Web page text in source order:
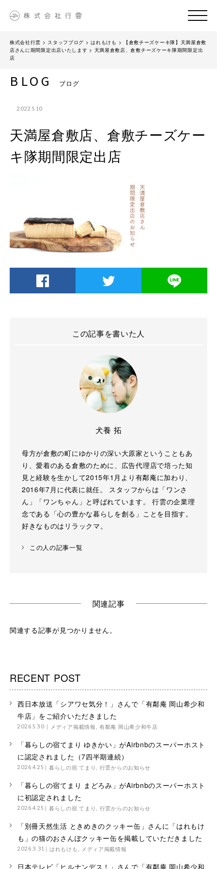
株式会社行雲 > スタッフブログ >はれもけも >
【倉敷チーズケーキ隊】天満屋倉敷
店さんに期間限定出店いたします > 天満屋倉敷店、倉敷チーズケーキ隊期間限定出
店
BLOG ブログ
2022.5.10
天満屋倉敷店、倉敷チーズケー
キ隊期間限定出店
この記事を書いた人
犬養 拓
母方が倉敷の町にゆかりの深い大原家ということもあ
り、愛着のある倉敷のために、広告代理店で培った知
見と経験を生かして2015年1月より有鄰庵に加わり、
2016年7月に代表に就任。 スタッフからは「ワンさ
ん」「ワンちゃん」と呼ばれています。 行雲の企業理
念である「心の豊かな暮らしを創る」ことを目指す。
好きなものはリラックマ。
この人の記事一覧
関連記事
関連する記事が見つかりません。
RECENT POST
西日本放送「シアワセ気分！」さんで「有鄰庵 岡山希少和
牛店」をご紹介いただきました
2026.5.30 メディア掲載情報,有鄰庵 岡山希少和牛店
「暮らしの宿てまり ゆきかい」がAirbnbのスーパーホスト
に認定されました（7四半期連続）
2026.4.25 暮らしの宿 てまり , 行雲からのお知らせ
「暮らしの宿てまり まどろみ」がAirbnbのスーパーホスト
に初認定されました
2026.4.25 暮らしの宿 てまり , 行雲からのお知らせ
「別冊天然生活 ときめきのクッキー缶」さんに「はれもけ
も」の猫のおさんぽクッキー缶を掲載していただきました
2026.3.31 はれもけも , メディア掲載情報
日本テレビ「ヒルナンデス！」さんで「有鄰庵 岡山希少和